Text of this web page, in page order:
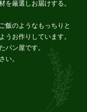
厳選しお届けする。
飯のようなもっちりと
うお作りしています。
パン屋です。
い。